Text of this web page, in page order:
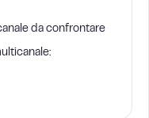
da confrontare